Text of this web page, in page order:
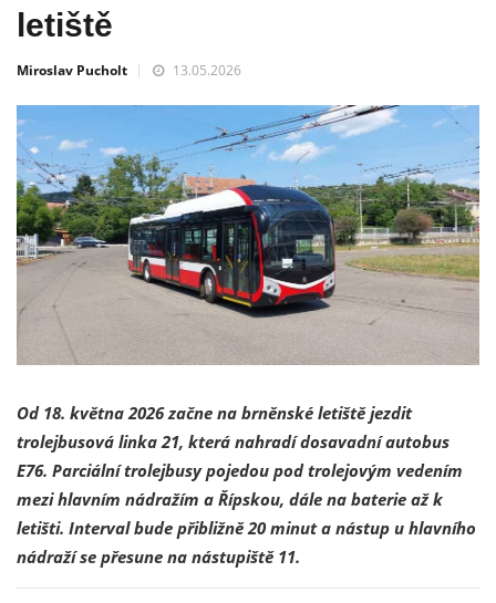
letiště
Miroslav Pucholt 13.05.2026
Od 18. května 2026 začne na brněnské letiště jezdit
trolejbusová linka 21, která nahradí dosavadní autobus
E76. Parciální trolejbusy pojedou pod trolejovým vedením
mezi hlavním nádražím a Řípskou, dále na baterie až k
letišti. Interval bude přibližně 20 minut a nástup u hlavního
nádraží se přesune na nástupiště 11.